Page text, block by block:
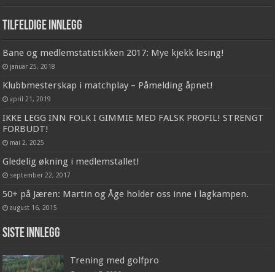
Tilfeldige innlegg
Bane og medlemstatistikken 2017: Mye kjekk lesing!
januar 25, 2018
Klubbmesterskap i matchplay – Påmelding åpnet!
april 21, 2019
IKKE LEGG INN FOLK I GIMMIE MED FALSK PROFIL! STRENGT
FORBUDT!
mai 2, 2025
Gledelig økning i medlemstallet!
september 22, 2017
50+ på Jæren: Martin og Åge holder oss inne i lagkampen.
august 16, 2015
Siste innlegg
Trening med golfpro